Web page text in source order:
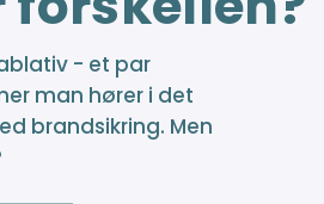
- et par
man hører i det
brandsikring. Men